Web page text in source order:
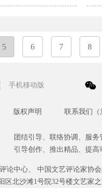
在方式、传播与消费
的满足大众多样化需求
国特点的数字艺术产
引擎功能。
5 6 7 8
手机移动版
版权声明 联系我们（
团结引导、联络协调、服务
引导创作、推出精品、提高
论中心、 中国文艺评论家协
区北沙滩1号院32号楼文艺家